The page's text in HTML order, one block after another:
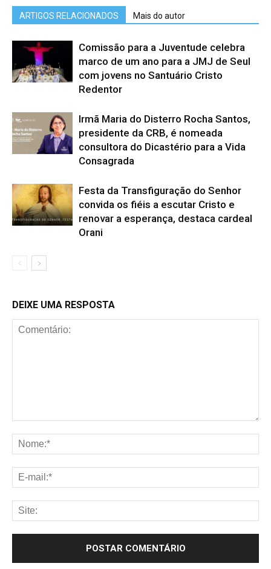
ARTIGOS RELACIONADOS Mais do autor
Comissão para a Juventude celebra
marco de um ano para a JMJ de Seul
com jovens no Santuário Cristo
Redentor
Irmã Maria do Disterro Rocha Santos,
presidente da CRB, é nomeada
consultora do Dicastério para a Vida
Consagrada
Festa da Transfiguração do Senhor
convida os fiéis a escutar Cristo e
renovar a esperança, destaca cardeal
Orani
DEIXE UMA RESPOSTA